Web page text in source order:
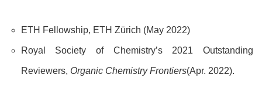
ETH Fellowship, ETH Zürich (May 2022)
Royal Society of Chemistry’s 2021 Outstanding
Reviewers, Organic Chemistry Frontiers(Apr. 2022).